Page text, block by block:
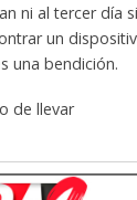
ni al tercer día
un
una bendición.
de llevar